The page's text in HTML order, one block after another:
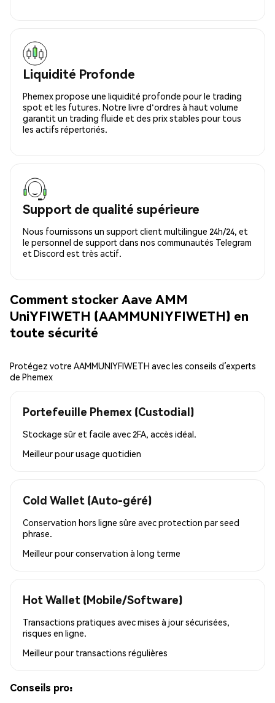
Liquidité Profonde
Phemex propose une liquidité profonde pour le trading
spot et les futures. Notre livre d'ordres à haut volume
garantit un trading fluide et des prix stables pour tous
les actifs répertoriés.
Support de qualité supérieure
Nous fournissons un support client multilingue 24h/24, et
le personnel de support dans nos communautés Telegram
et Discord est très actif.
Comment stocker Aave AMM
UniYFIWETH (AAMMUNIYFIWETH) en
toute sécurité
Protégez votre AAMMUNIYFIWETH avec les conseils d’experts
de Phemex
Portefeuille Phemex (Custodial)
Stockage sûr et facile avec 2FA, accès idéal.
Meilleur pourusage quotidien
Cold Wallet (Auto-géré)
Conservation hors ligne sûre avec protection par seed
phrase.
Meilleur pourconservation à long terme
Hot Wallet (Mobile/Software)
Transactions pratiques avec mises à jour sécurisées,
risques en ligne.
Meilleur pour transactions régulières
Conseils pro: